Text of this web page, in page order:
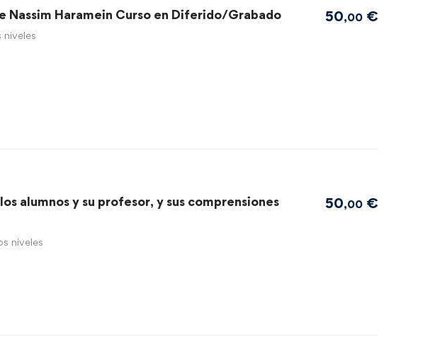
Nassim Haramein Curso en Diferido/Grabado
niveles
50,00 €
alumnos y su profesor, y sus comprensiones
niveles
50,00 €